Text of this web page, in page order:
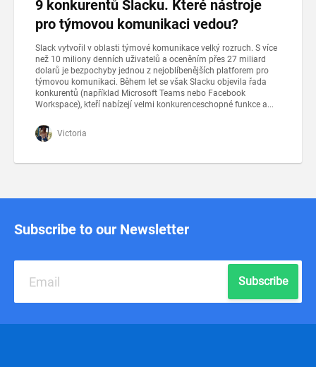
9 konkurentů Slacku. Které nástroje
pro týmovou komunikaci vedou?
Slack vytvořil v oblasti týmové komunikace velký rozruch. S více
než 10 miliony denních uživatelů a oceněním přes 27 miliard
dolarů je bezpochyby jednou z nejoblíbenějších platforem pro
týmovou komunikaci. Během let se však Slacku objevila řada
konkurentů (například Microsoft Teams nebo Facebook
Workspace), kteří nabízejí velmi konkurenceschopné funkce a...
Victoria
Subscribe to our Newsletter
Subscribe